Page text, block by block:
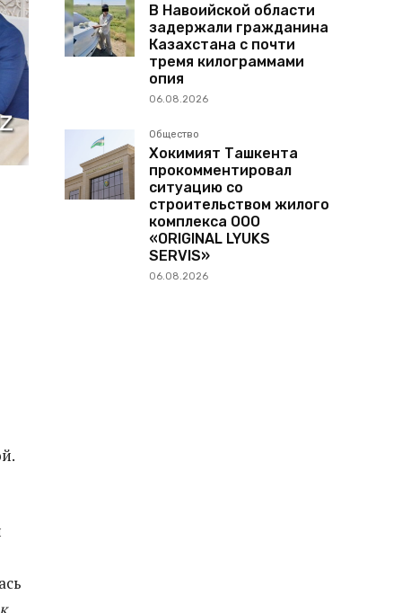
В Навоийской области
задержали гражданина
Казахстана с почти
тремя килограммами
опия
06.08.2026
Общество
Хокимият Ташкента
прокомментировал
ситуацию со
строительством жилого
комплекса ООО
«ORIGINAL LYUKS
SERVIS»
06.08.2026